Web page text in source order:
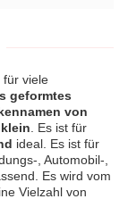
für viele
geformtes
von
klein . Es ist für
ideal. Es ist für
, Automobil-,
Es wird vom
Vielzahl von